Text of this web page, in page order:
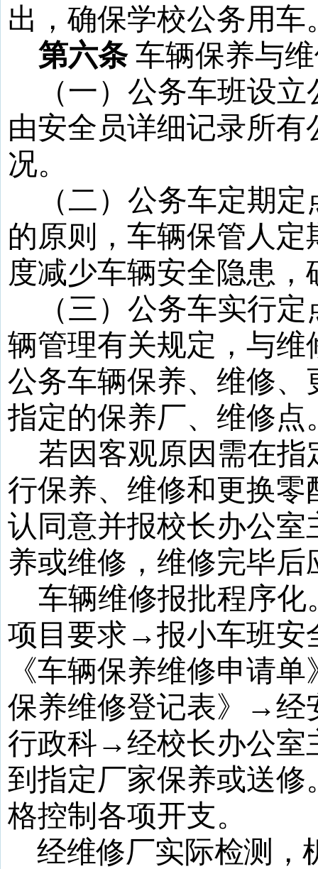
出，确保学校公务用车
第六条 车辆保养与
（一）公务车班设
由安全员详细记录所
况。
（二）公务车定期
的原则，车辆保管人
度减少车辆安全隐患
（三）公务车实行
辆管理有关规定，与
公务车辆保养、维修
指定的保养厂、维修点
若因客观原因需在
行保养、维修和更换
认同意并报校长办公
养或维修，维修完毕
车辆维修报批程序化
项目要求→报小车班
《车辆保养维修申请
保养维修登记表》→经
行政科→经校长办公室
到指定厂家保养或送
格控制各项开支。
经维修厂实际检测，